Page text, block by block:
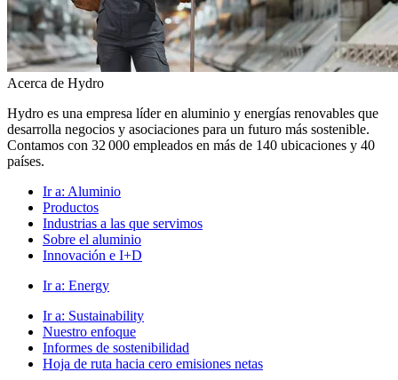
Acerca de Hydro
Hydro es una empresa líder en aluminio y energías renovables que
desarrolla negocios y asociaciones para un futuro más sostenible.
Contamos con 32 000 empleados en más de 140 ubicaciones y 40
países.
Ir a: Aluminio
Productos
Industrias a las que servimos
Sobre el aluminio
Innovación e I+D
Ir a: Energy
Ir a: Sustainability
Nuestro enfoque
Informes de sostenibilidad
Hoja de ruta hacia cero emisiones netas